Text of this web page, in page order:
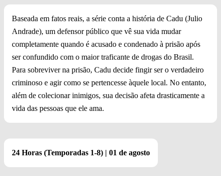
Baseada em fatos reais, a série conta a história de Cadu (Julio
Andrade), um defensor público que vê sua vida mudar
completamente quando é acusado e condenado à prisão após
ser confundido com o maior traficante de drogas do Brasil.
Para sobreviver na prisão, Cadu decide fingir ser o verdadeiro
criminoso e agir como se pertencesse àquele local. No entanto,
além de colecionar inimigos, sua decisão afeta drasticamente a
vida das pessoas que ele ama.
24 Horas (Temporadas 1-8) | 01 de agosto